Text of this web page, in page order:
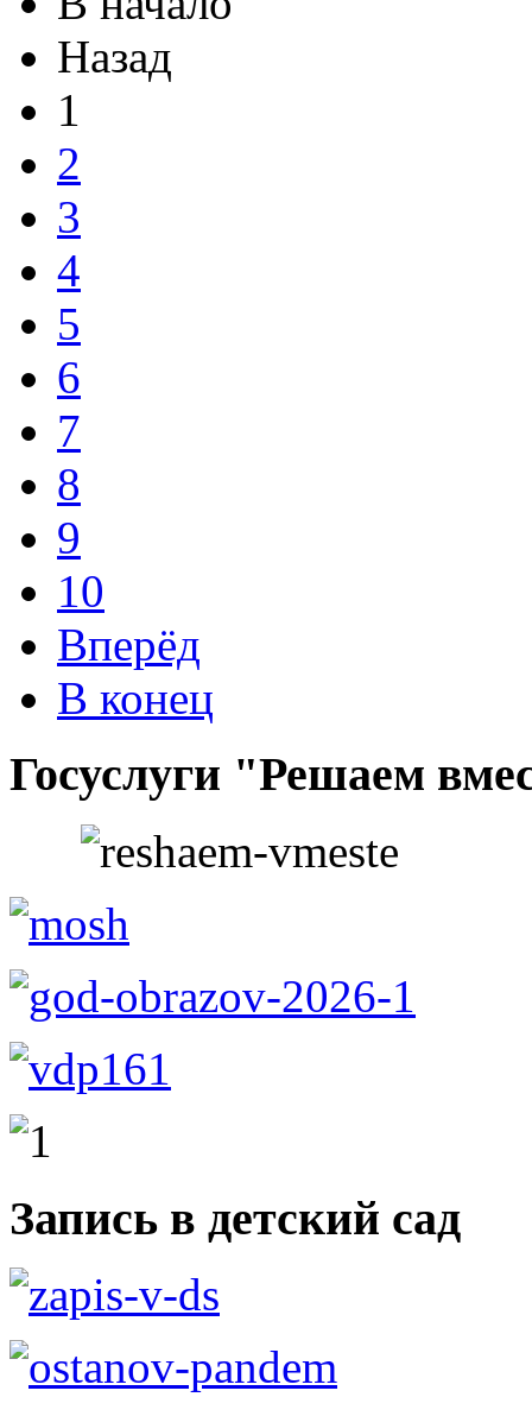
Назад
1
2
3
4
5
6
7
8
9
10
Вперёд
В конец
Госуслуги "Решаем
Запись в детский сад